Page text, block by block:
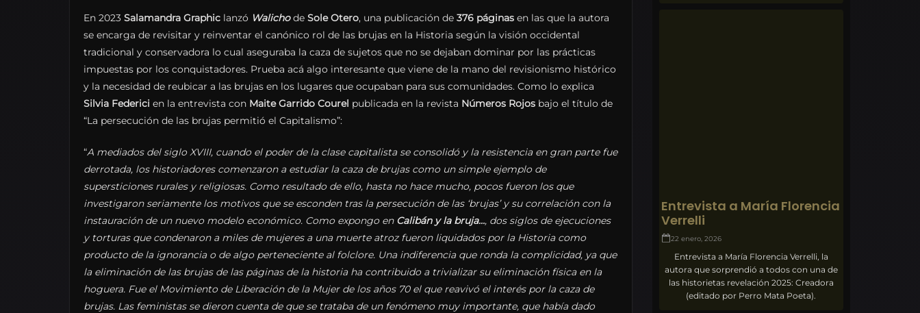
En 2023 Salamandra Graphic lanzó Walichode Sole Otero, una publicación de 376 páginas en las que la autora
se encarga de revisitar y reinventar el canónico rol de las brujas en la Historia según la visión occidental
tradicional y conservadora lo cual aseguraba la caza de sujetos que no se dejaban dominar por las prácticas
impuestas por los conquistadores. Prueba acá algo interesante que viene de la mano del revisionismo histórico
y la necesidad de reubicar a las brujas en los lugares que ocupaban para sus comunidades. Como lo explica
Silvia Federici en la entrevista con Maite Garrido Courel publicada en la revista Números Rojos bajo el título de
“La persecución de las brujas permitió el Capitalismo”:
“A mediados del siglo XVIII, cuando el poder de la clase capitalista se consolidó y la resistencia en gran parte fue
derrotada, los historiadores comenzaron a estudiar la caza de brujas como un simple ejemplo de
supersticiones rurales y religiosas. Como resultado de ello, hasta no hace mucho, pocos fueron los que
investigaron seriamente los motivos que se esconden tras la persecución de las ‘brujas’ y su correlación con la
instauración de un nuevo modelo económico. Como expongo en Calibán y la bruja…, dos siglos de ejecuciones
y torturas que condenaron a miles de mujeres a una muerte atroz fueron liquidados por la Historia como
producto de la ignorancia o de algo perteneciente al folclore. Una indiferencia que ronda la complicidad, ya que
la eliminación de las brujas de las páginas de la historia ha contribuido a trivializar su eliminación física en la
hoguera. Fue el Movimiento de Liberación de la Mujer de los años 70 el que reavivó el interés por la caza de
brujas. Las feministas se dieron cuenta de que se trataba de un fenómeno muy importante, que había dado
Entrevista a María Florencia
Verrelli
22 enero, 2026
Entrevista a María Florencia Verrelli, la
autora que sorprendió a todos con una de
las historietas revelación 2025: Creadora
(editado por Perro Mata Poeta).